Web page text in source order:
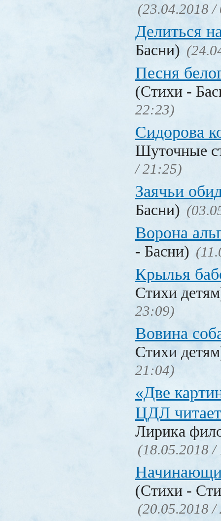
(23.04.2018 /
Делиться
Басни)
Песня
(Стихи -
22:23)
Сидорова
Шуточные
/ 21:25)
Заячьи
Басни)
Ворона
- Басни)
Крылья
Стихи
23:09)
Вовина
Стихи
21:04)
«Две
ЦДЛ
Лирика
(18.05.2018 /
(Стихи -
(20.05.2018 /